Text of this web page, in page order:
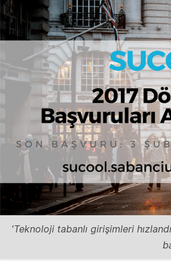
'Teknoloji tabanlı girişimleri